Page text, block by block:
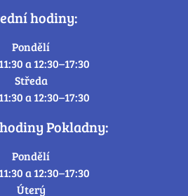
hodiny:
Pondělí
a 12:30–17:30
Středa
a 12:30–17:30
Pokladny:
Pondělí
a 12:30–17:30
Úterý